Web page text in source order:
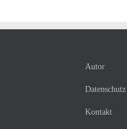
Autor
Datenschutz
Kontakt